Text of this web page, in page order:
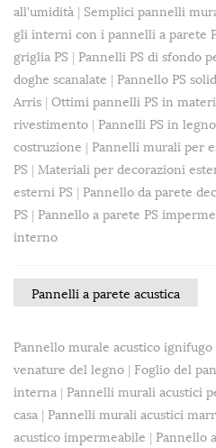
all'umidità | Semplici pannelli
gli interni con i pannelli a parete
griglia PS | Pannelli PS di sfondo
doghe scanalate | Pannello PS
Arris | Ottimi pannelli PS in
rivestimento | Pannelli PS in
costruzione | Pannelli murali per
PS | Materiali per decorazioni
esterni PS | Pannello da parete
PS | Pannello a parete PS
interno
Pannelli a parete acustica
Pannello murale acustico ignifugo
venature del legno | Foglio del
interna | Pannelli murali acustici
casa | Pannelli murali acustici
acustico impermeabile | Pannello